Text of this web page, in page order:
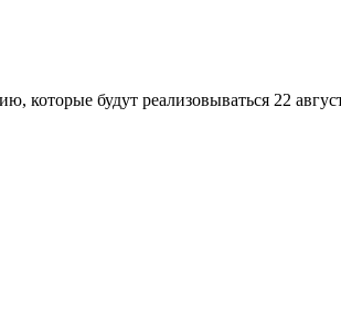
которые будут реализовываться 22